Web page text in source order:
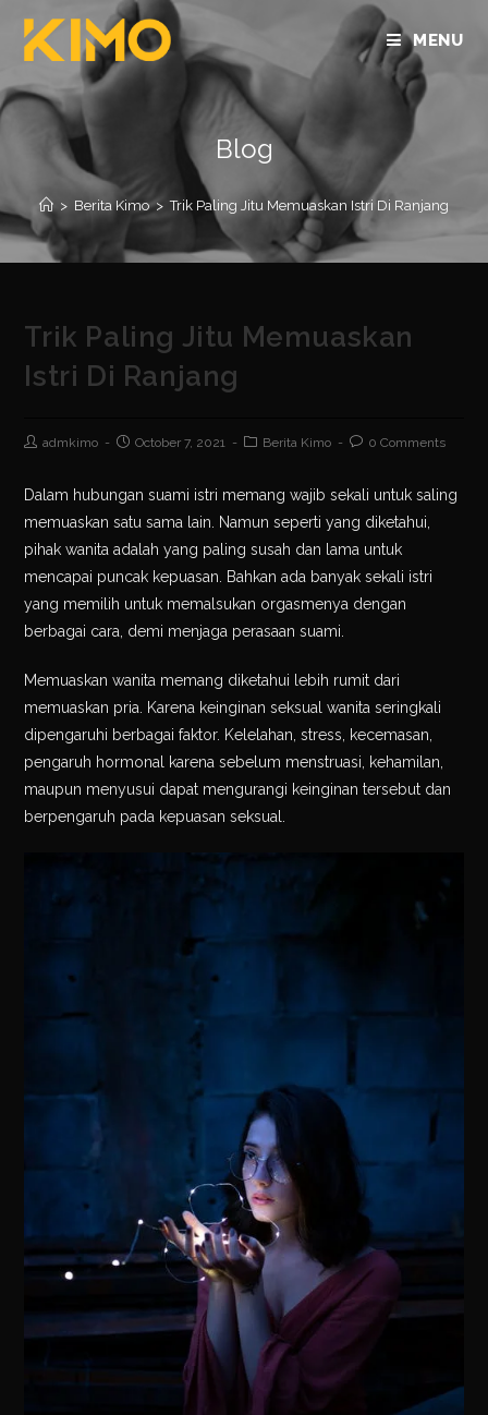
MENU
Blog
> Berita Kimo > Trik Paling Jitu Memuaskan Istri Di Ranjang
Trik Paling Jitu Memuaskan
Istri Di Ranjang
admkimo October 7, 2021 Berita Kimo 0 Comments
Dalam hubungan suami istri memang wajib sekali untuk saling
memuaskan satu sama lain. Namun seperti yang diketahui,
pihak wanita adalah yang paling susah dan lama untuk
mencapai puncak kepuasan. Bahkan ada banyak sekali istri
yang memilih untuk memalsukan orgasmenya dengan
berbagai cara, demi menjaga perasaan suami.
Memuaskan wanita memang diketahui lebih rumit dari
memuaskan pria. Karena keinginan seksual wanita seringkali
dipengaruhi berbagai faktor. Kelelahan, stress, kecemasan,
pengaruh hormonal karena sebelum menstruasi, kehamilan,
maupun menyusui dapat mengurangi keinginan tersebut dan
berpengaruh pada kepuasan seksual.